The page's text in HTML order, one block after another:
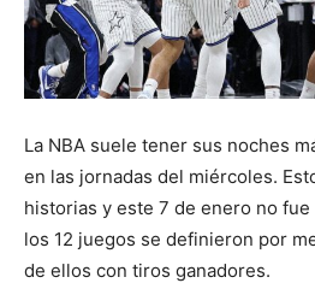
La NBA suele tener sus noches
en las jornadas del miércoles.
historias y este 7 de enero no
los 12 juegos se definieron por
de ellos con tiros ganadores.